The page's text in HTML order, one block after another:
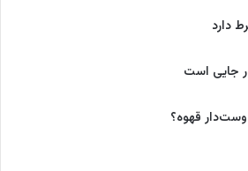
دارد
جایی است
قهوه؟